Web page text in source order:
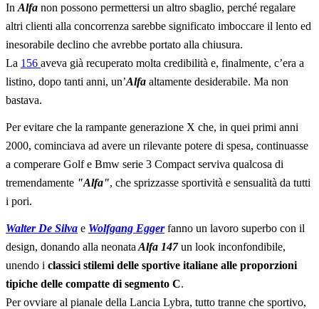
In Alfa non possono permettersi un altro sbaglio, perché regalare
altri clienti alla concorrenza sarebbe significato imboccare il lento ed
inesorabile declino che avrebbe portato alla chiusura.
La 156 aveva già recuperato molta credibilità e, finalmente, c’era a
listino, dopo tanti anni, un’Alfa altamente desiderabile. Ma non
bastava.
Per evitare che la rampante generazione X che, in quei primi anni
2000, cominciava ad avere un rilevante potere di spesa, continuasse
a comperare Golf e Bmw serie 3 Compact serviva qualcosa di
tremendamente "Alfa", che sprizzasse sportività e sensualità da tutti
i pori.
Walter De Silva e Wolfgang Eggerfanno un lavoro superbo con il
design, donando alla neonata Alfa 147un look inconfondibile,
unendo i classici stilemi delle sportive italiane alle proporzioni
tipiche delle compatte di segmento C.
Per ovviare al pianale della Lancia Lybra, tutto tranne che sportivo,